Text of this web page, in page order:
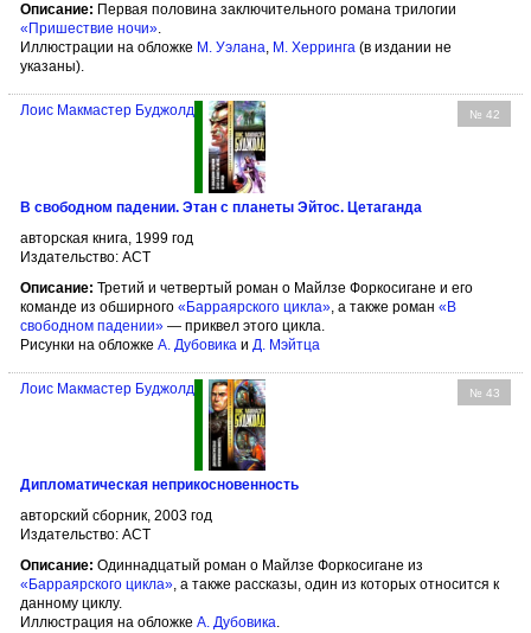
Описание: Первая половина заключительного романа трилогии
«Пришествие ночи».
Иллюстрации на обложке М. Уэлана, М. Херринга (в издании не
указаны).
№ 42
Лоис Макмастер Буджолд
В свободном падении. Этан с планеты Эйтос. Цетаганда
авторская книга, 1999 год
Издательство: АСТ
Описание: Третий и четвертый роман о Майлзе Форкосигане и его
команде из обширного «Барраярского цикла», а также роман «В
свободном падении» — приквел этого цикла.
Рисунки на обложке А. Дубовика и Д. Мэйтца
№ 43
Лоис Макмастер Буджолд
Дипломатическая неприкосновенность
авторский сборник, 2003 год
Издательство: АСТ
Описание: Одиннадцатый роман о Майлзе Форкосигане из
«Барраярского цикла», а также рассказы, один из которых относится к
данному циклу.
Иллюстрация на обложке А. Дубовика.